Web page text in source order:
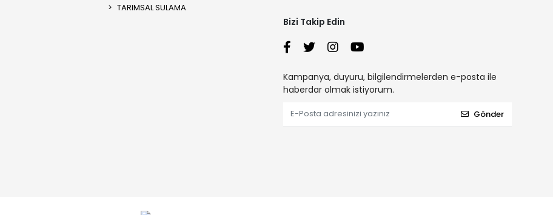
TARIMSAL SULAMA
Bizi Takip Edin
Kampanya, duyuru, bilgilendirmelerden e-posta ile
haberdar olmak istiyorum.
Gönder